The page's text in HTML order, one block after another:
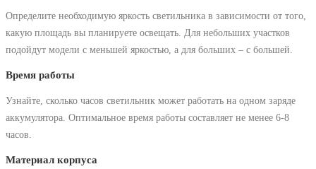
Определите необходимую яркость светильника в зависимости от того,
какую площадь вы планируете освещать. Для небольших участков
подойдут модели с меньшей яркостью, а для больших – с большей.
Время работы
Узнайте, сколько часов светильник может работать на одном заряде
аккумулятора. Оптимальное время работы составляет не менее 6-8
часов.
Материал корпуса